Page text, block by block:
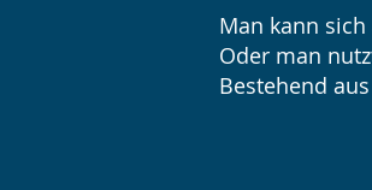
Man kann
Oder man
Bestehend